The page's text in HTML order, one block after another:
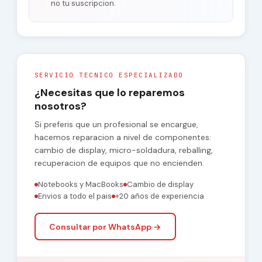
no tu suscripcion.
SERVICIO TECNICO ESPECIALIZADO
¿Necesitas que lo reparemos
nosotros?
Si preferis que un profesional se encargue,
hacemos reparacion a nivel de componentes:
cambio de display, micro-soldadura, reballing,
recuperacion de equipos que no encienden.
Notebooks y MacBooks Cambio de display
Envios a todo el pais +20 años de experiencia
Consultar por WhatsApp →